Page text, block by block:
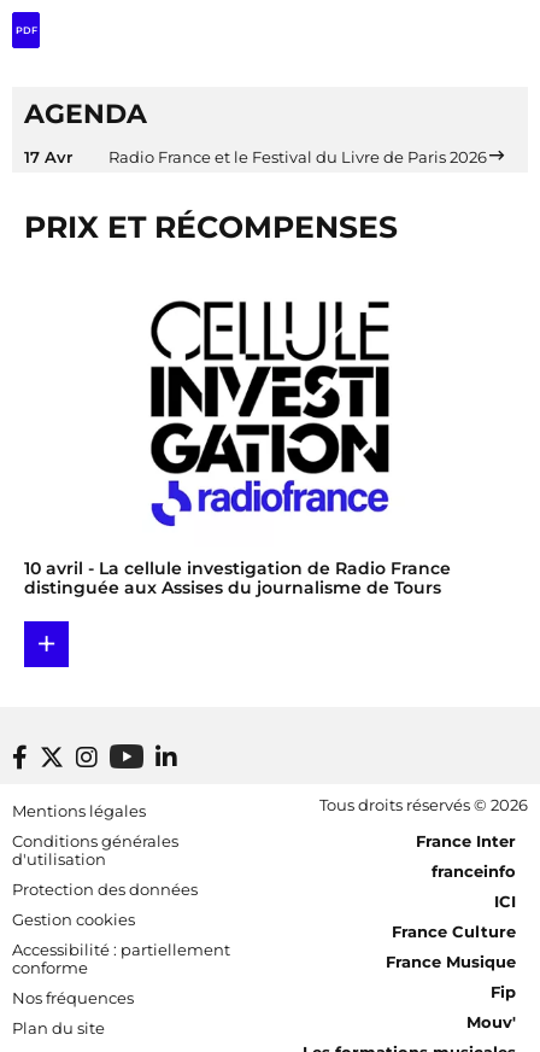
PDF
AGENDA
17 Avr Radio France et le Festival du Livre de Paris 2026
PRIX ET RÉCOMPENSES
10 avril - La cellule investigation de Radio France
distinguée aux Assises du journalisme de Tours
+
Footer bottom
Mentions légales
Conditions générales
d'utilisation
Protection des données
Gestion cookies
Accessibilité : partiellement
conforme
Nos fréquences
Plan du site
Tous droits réservés © 2026
[RDF] Pied de page - Mobile
France Inter
franceinfo
ICI
France Culture
France Musique
Fip
Mouv'